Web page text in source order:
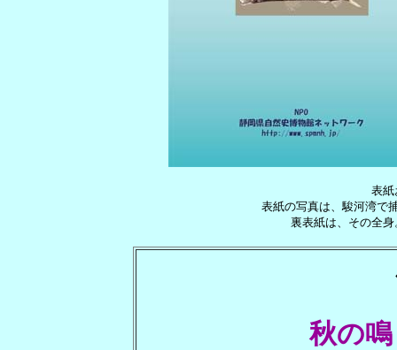
表紙
表紙の写真は、駿河湾で
裏表紙は、その全
秋の